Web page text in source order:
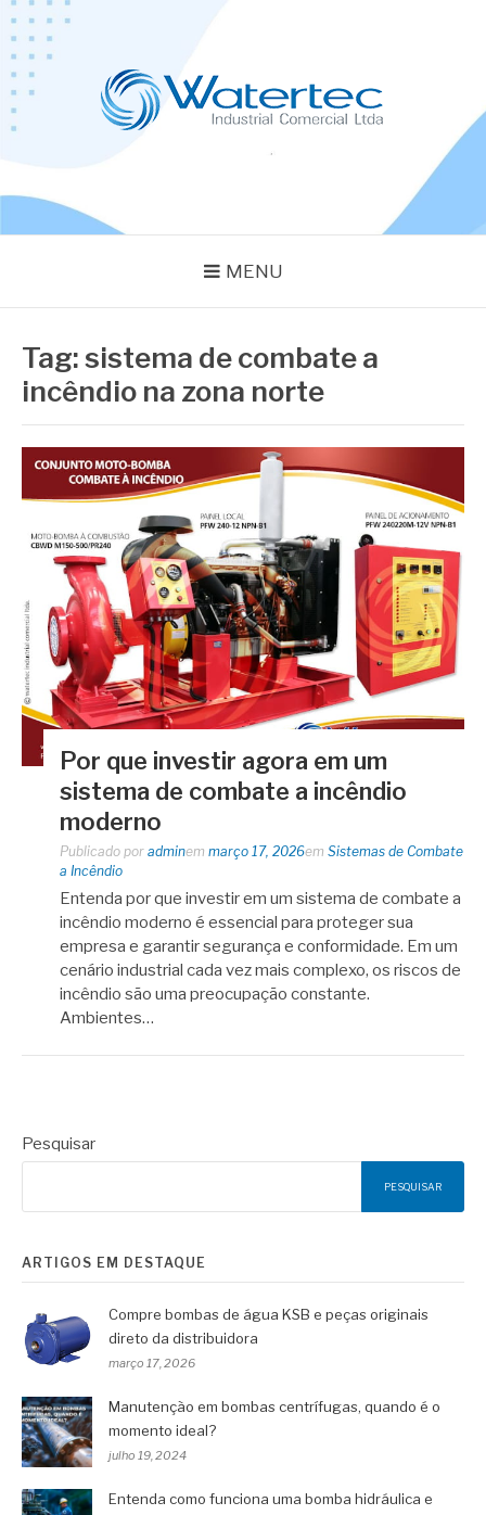
Pular
para
conteúdo
MENU
Tag:sistema de combate a
incêndio na zona norte
Por que investir agora em um
sistema de combate a incêndio
moderno
Publicado por adminem março 17, 2026em Sistemas de Combate
a Incêndio
Entenda por que investir em um sistema de combate a
incêndio moderno é essencial para proteger sua
empresa e garantir segurança e conformidade. Em um
cenário industrial cada vez mais complexo, os riscos de
incêndio são uma preocupação constante.
Ambientes…
Pesquisar
PESQUISAR
ARTIGOS EM DESTAQUE
Compre bombas de água KSB e peças originais
direto da distribuidora
março 17, 2026
Manutenção em bombas centrífugas, quando é o
momento ideal?
julho 19, 2024
Entenda como funciona uma bomba hidráulica e